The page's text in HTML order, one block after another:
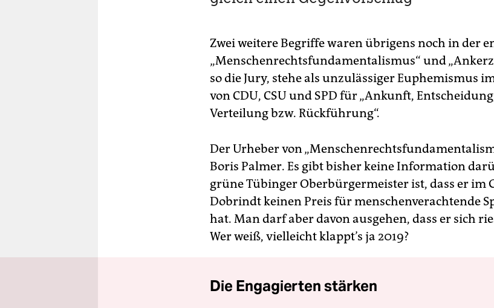
Zwei weitere Begriffe waren übrigens noch in der
„Menschenrechtsfundamentalismus“ und
so die Jury, stehe als unzulässiger Euphemismus
von CDU, CSU und SPD für „Ankunft,
Verteilung bzw. Rückführung“.
Der Urheber von
Boris Palmer. Es gibt bisher keine Information
grüne Tübinger Oberbürgermeister ist, dass er im
Dobrindt keinen Preis für menschenverachtende
hat. Man darf aber davon ausgehen, dass er sich
Wer weiß, vielleicht klappt’s ja 2019?
Die Engagierten stärken